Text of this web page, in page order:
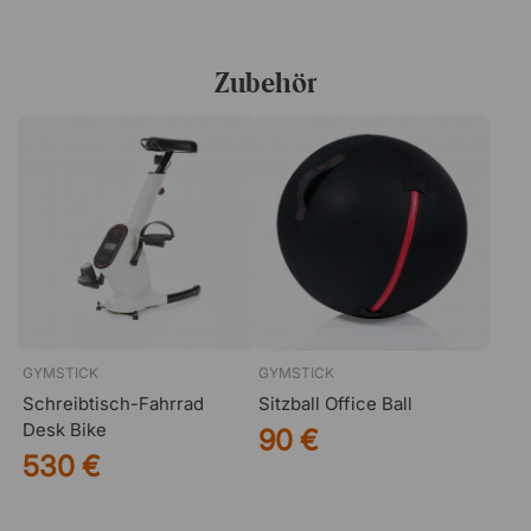
Um das Gehband so leicht und handlich wie möglich zu
machen, verfügt es über kein großes Bedienfeld.
kabellosen Fernbedienung. So lässt sich das Gehband
problemlos unter Ihrem höhenverstellbaren Schreibtisch
oder Stehpult platzieren, während Sie Ihr Training mit nur
wenigen Tastendrücken steuern.
Zusammenklappen und verstauen
Das Gehband verfügt über eine praktische Konstruktion,
die das Zusammenklappen und Verstauen erleichtert,
Zustand beträgt die Höhe des Bandes nur 19,5
Zentimeter, wodurch es leicht zu verstauen ist, ohne viel
Platz einzunehmen.
Zubehör
GYMSTICK
Schreibtisch-Fahrrad
Desk Bike
530 €
GYMSTICK
Sitzball Office Ball
90 €